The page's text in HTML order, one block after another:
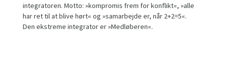
integratoren. Motto: »kompromis frem for konflikt«, »alle
har ret til at blive hørt« og »samarbejde er, når 2+2=5«.
Den ekstreme integrator er »Medløberen«.